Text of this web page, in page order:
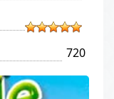
720